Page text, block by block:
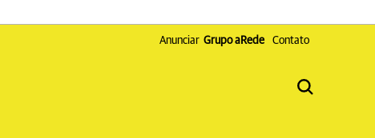
Anunciar Grupo aRede Contato